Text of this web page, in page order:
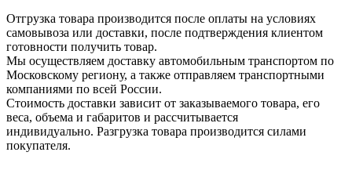
Отгрузка товара производится после оплаты на условиях
самовывоза или доставки, после подтверждения клиентом
готовности получить товар.
Мы осуществляем доставку автомобильным транспортом по
Московскому региону, а также отправляем транспортными
компаниями по всей России.
Стоимость доставки зависит от заказываемого товара, его
веса, объема и габаритов и рассчитывается
индивидуально. Разгрузка товара производится силами
покупателя.